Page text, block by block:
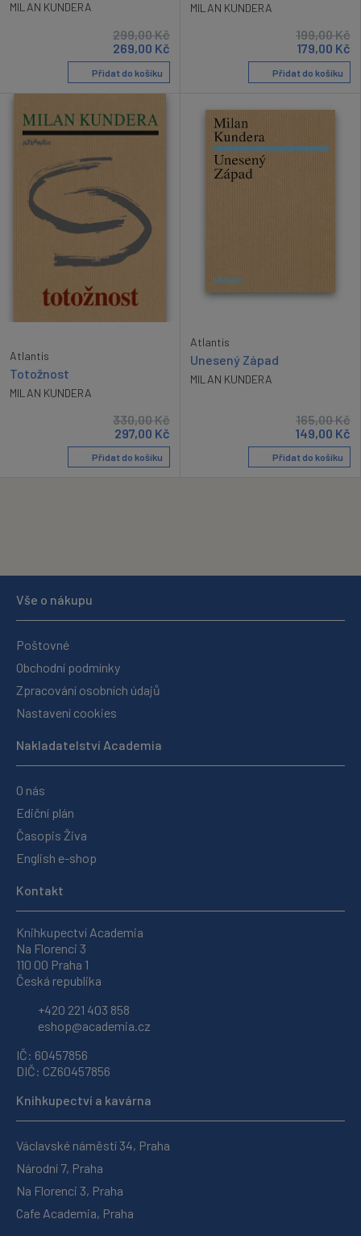
MILAN KUNDERA
299,00Kč
269,00 Kč
Přidat do košíku
MILAN KUNDERA
199,00Kč
179,00 Kč
Přidat do košíku
Atlantis
Totožnost
MILAN KUNDERA
330,00Kč
297,00 Kč
Přidat do košíku
Atlantis
Unesený Západ
MILAN KUNDERA
165,00Kč
149,00 Kč
Přidat do košíku
Vše o nákupu
Poštovné
Obchodní podmínky
Zpracování osobních údajů
Nastavení cookies
Nakladatelství Academia
O nás
Ediční plán
Časopis Živa
English e-shop
Kontakt
Knihkupectví Academia
Na Florenci 3
110 00 Praha 1
Česká republika
+420 221 403 858
eshop@academia.cz
IČ: 60457856
DIČ: CZ60457856
Knihkupectví a kavárna
Václavské náměstí 34, Praha
Národní 7, Praha
Na Florenci 3, Praha
Cafe Academia, Praha